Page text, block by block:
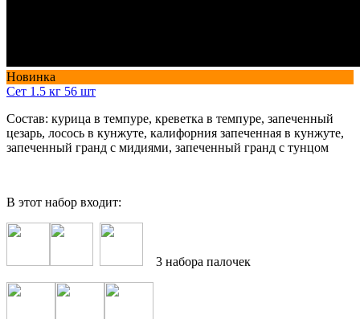
Новинка
Сет 1.5 кг 56 шт
Состав: курица в темпуре, креветка в темпуре, запеченный
цезарь, лосось в кунжуте, калифорния запеченная в кунжуте,
запеченный гранд с мидиями, запеченный гранд с тунцом
В этот набор входит:
3 набора палочек